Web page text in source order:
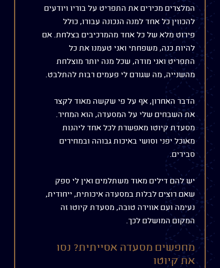
המלצרים מכירים את התפריט על בוריו ויודעים
להכווין כל אחד למנה הנכונה עבורו, כולל
פירוט מלא של כל אחד מהמרכיבים בצלחת. אם
להיות כנה, משפחתי ואני טעמנו את כל
התפריט ואני מודה, שכל מנה יותר מוצלחת
מהשנייה, מה שגורם לי פעמים רבות להתלבט.
הדבר האחרון, אף על פי שקשה מאוד לקצר
את השבחים שלי על המסעדה, הוא המחיר.
מסעדת קיוטו מאפשרת לכל אחד ליהנות
מאוכל יפני וסושי באיכות גבוהה ובמחירים
סבירים.
יש להם דילים מאוד משתלמים ואין לי ספק
שאם רוצים לבלות במסעדה איכותית, ייחודית,
נעימה ועם אווירה טובה, מסעדת קיוטו זה
המקום המושלם לכך.
מחפשים מסעדה אסייתית? נסו
את קיוטו